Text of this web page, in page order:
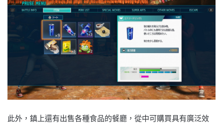
此外，鎮上還有出售各種食品的餐廳，從中可購買具有廣泛效